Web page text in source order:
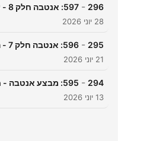
296
- 597: אנטבה חלק 8 - על הקרקע
28 יוני 2026
295
- 596: אנטבה חלק 7 - הטיסה לאנטבה
21 יוני 2026
294
- 595: מבצע אנטבה - חלק 6
13 יוני 2026